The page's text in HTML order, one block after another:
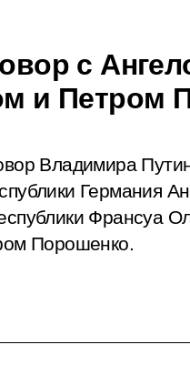
с
и Петром
Владимира
Германия
Франсуа
Порошенко.